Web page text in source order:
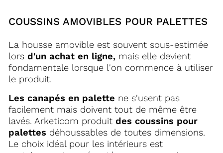
COUSSINS AMOVIBLES POUR PALETTES
La housse amovible est souvent sous-estimée
lors d'un achat en ligne, mais elle devient
fondamentale lorsque l'on commence à utiliser
le produit.
Les canapés en palette ne s'usent pas
facilement mais doivent tout de même être
lavés. Arketicom produit des coussins pour
palettes déhoussables de toutes dimensions.
Le choix idéal pour les intérieurs est